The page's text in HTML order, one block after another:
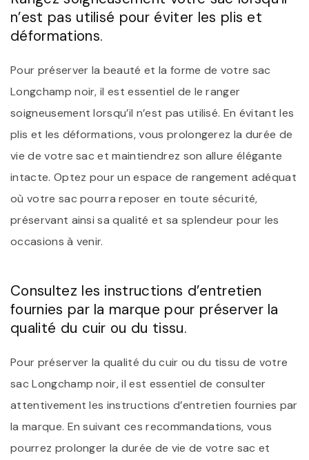
n’est pas utilisé pour éviter les plis et
déformations.
Pour préserver la beauté et la forme de votre sac
Longchamp noir, il est essentiel de le ranger
soigneusement lorsqu’il n’est pas utilisé. En évitant les
plis et les déformations, vous prolongerez la durée de
vie de votre sac et maintiendrez son allure élégante
intacte. Optez pour un espace de rangement adéquat
où votre sac pourra reposer en toute sécurité,
préservant ainsi sa qualité et sa splendeur pour les
occasions à venir.
Consultez les instructions d’entretien
fournies par la marque pour préserver la
qualité du cuir ou du tissu.
Pour préserver la qualité du cuir ou du tissu de votre
sac Longchamp noir, il est essentiel de consulter
attentivement les instructions d’entretien fournies par
la marque. En suivant ces recommandations, vous
pourrez prolonger la durée de vie de votre sac et